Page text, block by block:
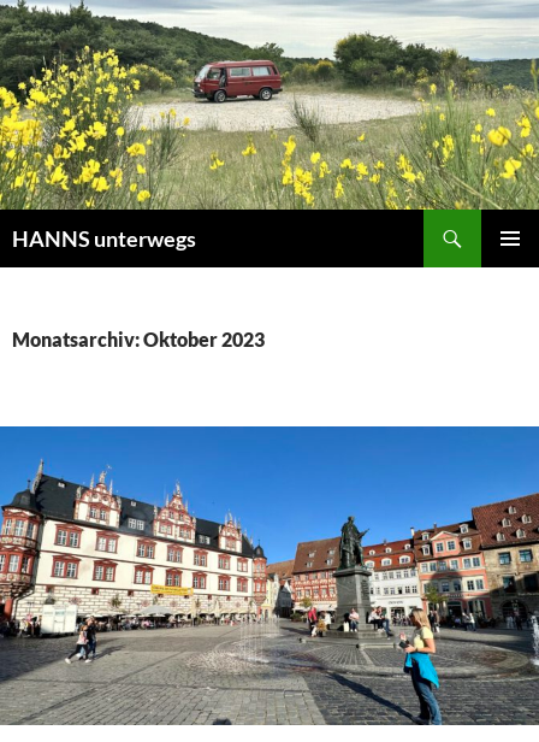
Zum
Inhalt
springen
HANNS unterwegs
Monatsarchiv: Oktober 2023